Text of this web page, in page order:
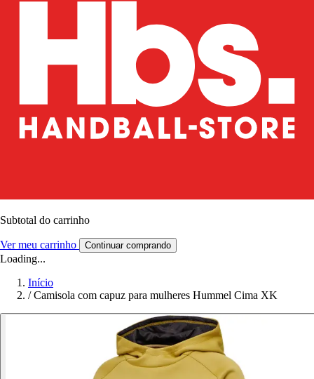
Subtotal do carrinho
Ver meu carrinho Continuar comprando
Loading...
Início
/ Camisola com capuz para mulheres Hummel Cima XK